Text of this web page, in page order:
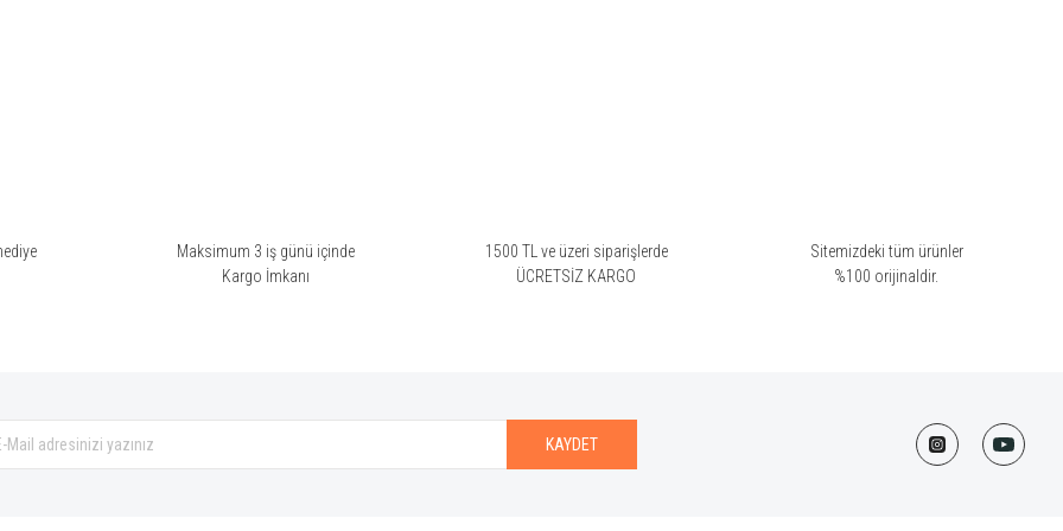
Maksimum 3 iş günü içinde
Kargo İmkanı
1500 TL ve üzeri siparişlerde
ÜCRETSİZ KARGO
Sitemizdeki tüm ürünler
%100 orijinaldir.
KAYDET